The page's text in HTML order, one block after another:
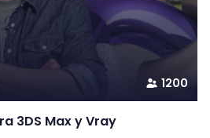
1200
3DS Max y Vray